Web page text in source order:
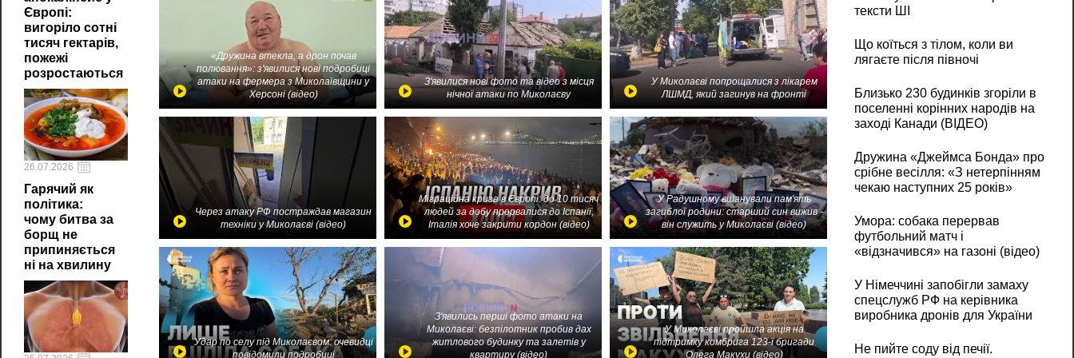
Європі:
вигоріло сотні
тисяч гектарів,
пожежі
розростаються
26.07.2026
Гарячий як
політика:
чому битва за
борщ не
припиняється
ні на хвилину
«Дружина втекла, а дрон почав
полювання»: з'явилися нові подробиці
атаки на фермера з Миколаївщини у
Херсоні (відео)
З'явилися нові фото та відео з місця
нічної атаки по Миколаєву
У Миколаєві попрощалися з лікарем
ЛШМД, який загинув на фронті
Через атаку РФ постраждав магазин
техніки у Миколаєві (відео)
Міграційна криза в Європі: до 10 тисяч
людей за добу прорвалися до Іспанії,
Італія хоче закрити кордон (відео)
У Радушному вшанували пам'ять
загиблої родини: старший син вижив -
він служить у Миколаєві (відео)
Удар по селу під Миколаєвом: очевидці
повідомили подробиці
З'явились перші фото атаки на
Миколаєві: безпілотник пробив дах
житлового будинку та залетів у
квартиру (відео)
У Миколаєві пройшла акція на
підтримку комбрига 123-ї бригади
Олега Макухи (відео)
тексти ШІ
Що коїться з тілом, коли ви
лягаєте після півночі
Близько 230 будинків згоріли в
поселенні корінних народів на
заході Канади (ВІДЕО)
Дружина «Джеймса Бонда» про
срібне весілля: «З нетерпінням
чекаю наступних 25 років»
Умора: собака перервав
футбольний матч і
«відзначився» на газоні (відео)
У Німеччині запобігли замаху
спецслужб РФ на керівника
виробника дронів для України
Не пийте соду від печії.